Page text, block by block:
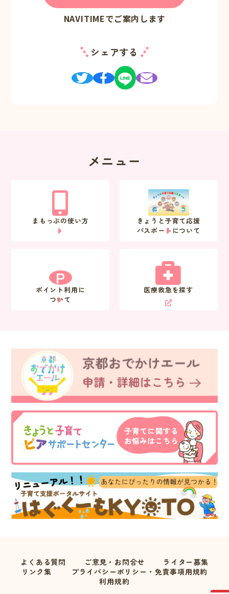
NAVITIMEでご案内します
シェアする
メニュー
まもっぷの使い方
きょうと子育て応援
パスポートについて
P
ポイント利用に
ついて
医療救急を探す
よくある質問 ご意見・お問合せ
ライター募集
リンク集
プライバシーポリシー・免責事項用規約
利用規約